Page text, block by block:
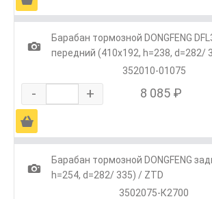
1
Барабан тормозной DONGFENG
передний (410x192, h=238, d=282/
352010-01075
- + 8 085 ₽
Ä
1
Барабан тормозной DONGFENG
h=254, d=282/ 335) / ZTD
3502075-К2700